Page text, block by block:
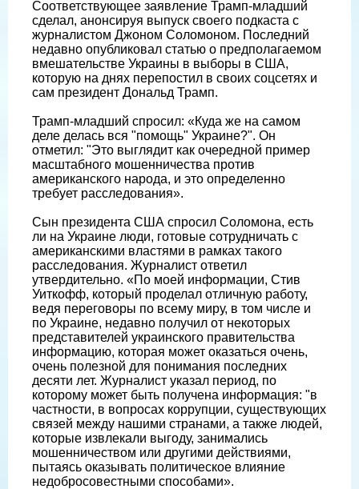
Соответствующее заявление Трамп-младший
сделал, анонсируя выпуск своего подкаста с
журналистом Джоном Соломоном. Последний
недавно опубликовал статью о предполагаемом
вмешательстве Украины в выборы в США,
которую на днях перепостил в своих соцсетях и
сам президент Дональд Трамп.
Трамп-младший спросил: «Куда же на самом
деле делась вся "помощь" Украине?". Он
отметил: "Это выглядит как очередной пример
масштабного мошенничества против
американского народа, и это определенно
требует расследования».
Сын президента США спросил Соломона, есть
ли на Украине люди, готовые сотрудничать с
американскими властями в рамках такого
расследования. Журналист ответил
утвердительно. «По моей информации, Стив
Уиткофф, который проделал отличную работу,
ведя переговоры по всему миру, в том числе и
по Украине, недавно получил от некоторых
представителей украинского правительства
информацию, которая может оказаться очень,
очень полезной для понимания последних
десяти лет. Журналист указал период, по
которому может быть получена информация: "в
частности, в вопросах коррупции, существующих
связей между нашими странами, а также людей,
которые извлекали выгоду, занимались
мошенничеством или другими действиями,
пытаясь оказывать политическое влияние
недобросовестными способами».